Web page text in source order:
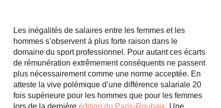
Les inégalités de salaires entre les femmes et les
hommes s’observent à plus forte raison dans le
domaine du sport professionnel. Pour autant ces écarts
de rémunération extrêmement conséquents ne passent
plus nécessairement comme une norme acceptée. En
atteste la vive polémique d’une différence salariale 20
fois supérieure pour les hommes que pour les femmes
lors de la dernière édition du Paris-Roubaix. Une